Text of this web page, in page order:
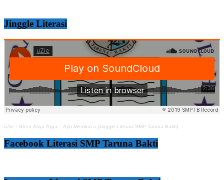
Jinggle Literasi
uZie · Ghea-Asya-Ayya – Ayo Membaca (Jinggle Literasi SMP Taruna Bakti)
Facebook Literasi SMP Taruna Bakti